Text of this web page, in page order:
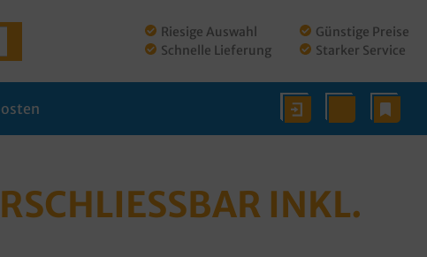
Riesige Auswahl
Schnelle Lieferung
Günstige Preise
Starker Service
INKL. T